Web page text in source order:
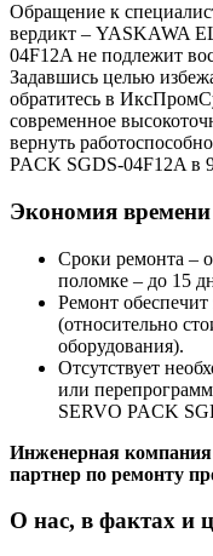
Обращение к
вердикт – YASKAWA
04F12A не подлежит
Задавшись целью
обратитесь в
современное
вернуть
PACK SGDS-04F12A в
Экономия времени
Сроки ремонта –
поломке – до 15
Ремонт
(относительно
оборудования).
Отсутствует
или
SERVO PACK
Инженерная
партнер по ремонту
О нас, в фактах и